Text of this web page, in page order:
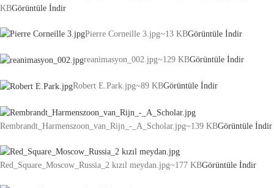
KBGörüntüle İndir
Pierre Corneille 3.jpg~13 KBGörüntüle İndir
reanimasyon_002.jpg~129 KBGörüntüle İndir
Robert E.Park.jpg~89 KBGörüntüle İndir
Rembrandt_Harmenszoon_van_Rijn_-_A_Scholar.jpg~139 KBGörüntüle İndir
Red_Square_Moscow_Russia_2 kızıl meydan.jpg~177 KBGörüntüle İndir